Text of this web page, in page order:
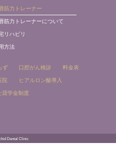
筋力トレーナー
筋力トレーナーについて
リハビリ
方法
ず 口腔がん検診 料金表
院 ヒアルロン酸導入
奨学金制度
Dental Clinic